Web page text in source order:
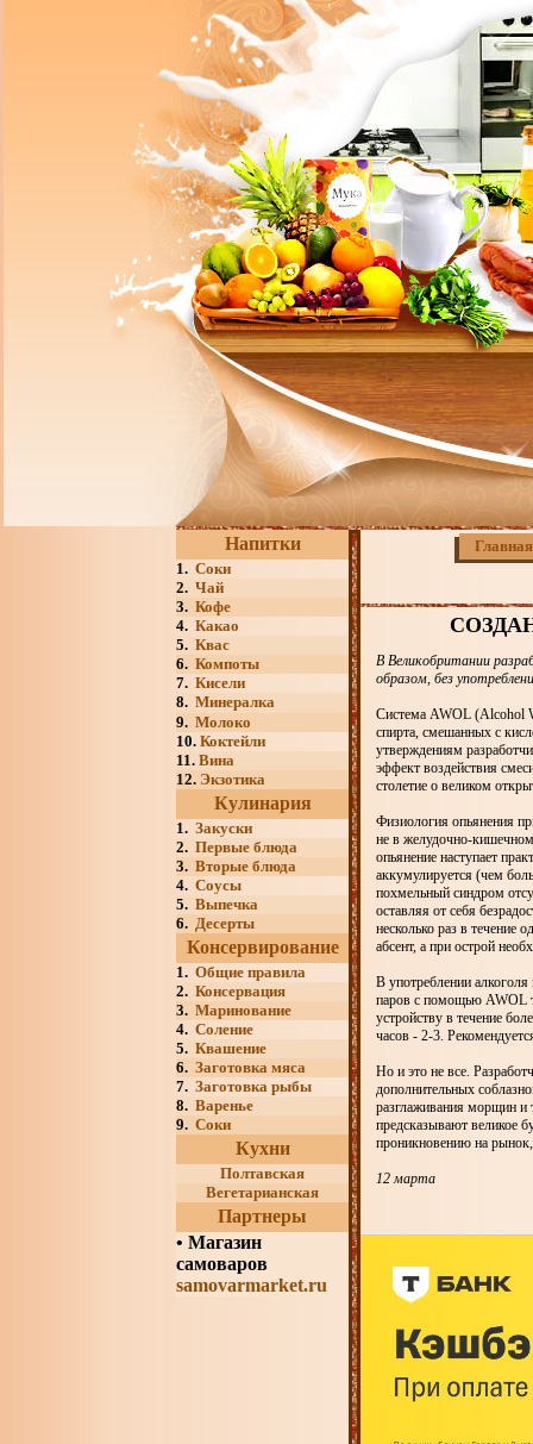
Напитки
1. Соки
2. Чай
3. Кофе
4. Какао
5. Квас
6. Компоты
7. Кисели
8. Минералка
9. Молоко
10. Коктейли
11. Вина
12. Экзотика
Кулинария
1. Закуски
2. Первые блюда
3. Вторые блюда
4. Соусы
5. Выпечка
6. Десерты
Консервирование
1. Общие правила
2. Консервация
3. Маринование
4. Соление
5. Квашение
6. Заготовка мяса
7. Заготовка рыбы
8. Варенье
9. Соки
Кухни
Полтавская
Вегетарианская
Партнеры
• Магазин
самоваров
samovarmarket.ru
Главная
В Великобритании
образом, без
Система AWOL (Alcohol
спирта, смешанных с
утверждениям
эффект воздействия
столетие о великом
Физиология опьянения
не в желудочно-кишечном
опьянение наступает
аккумулируется (чем
похмельный синдром
оставляя от себя
несколько раз в течение
абсент, а при острой
В употреблении
паров с помощью AWOL
устройству в течение
часов - 2-3.
Но и это не все.
дополнительных
разглаживания морщин и
предсказывают великое
проникновению на
12 марта